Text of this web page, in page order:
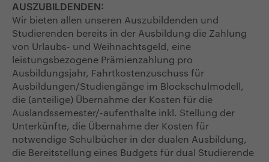
AUSZUBILDENDEN:
Wir bieten allen unseren Auszubildenden und
Studierenden bereits in der Ausbildung die Zahlung
von Urlaubs- und Weihnachtsgeld, eine
leistungsbezogene Prämienzahlung pro
Ausbildungsjahr, Fahrtkostenzuschuss für
Ausbildungen/Studiengänge im Blockschulmodell,
die (anteilige) Übernahme der Kosten für die
Auslandssemester/-aufenthalte inkl. Stellung der
Unterkünfte, die Übernahme der Kosten für
notwendige Schulbücher in der dualen Ausbildung,
die Bereitstellung eines Budgets für dual Studierende